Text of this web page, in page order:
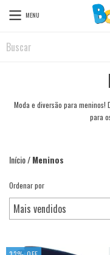
MENU
Moda e diversão para meninos!
para
Início/Meninos
Ordenar por